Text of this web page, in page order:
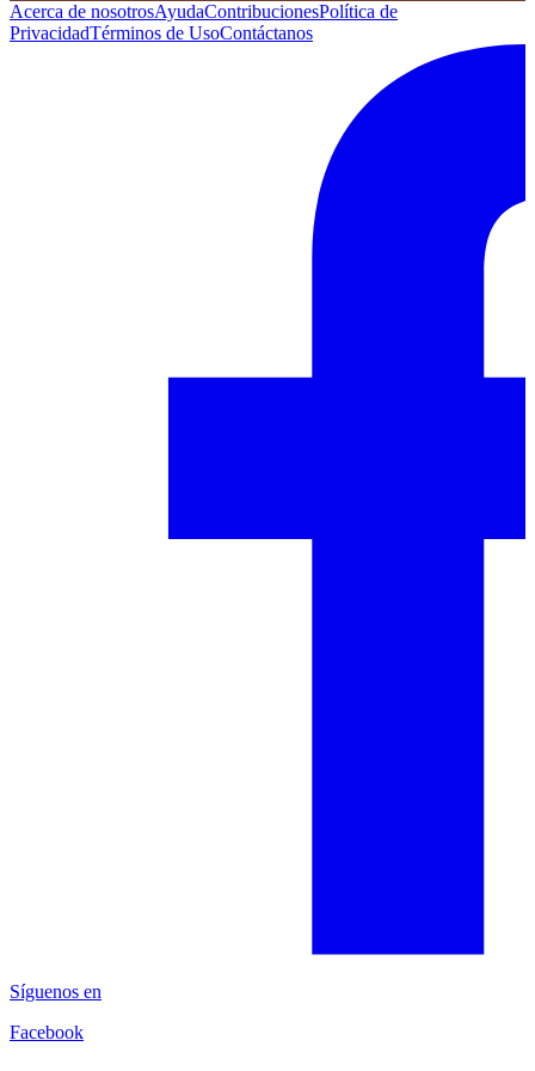
Acerca de nosotrosAyudaContribucionesPolítica de
PrivacidadTérminos de UsoContáctanos
Síguenos en
Facebook